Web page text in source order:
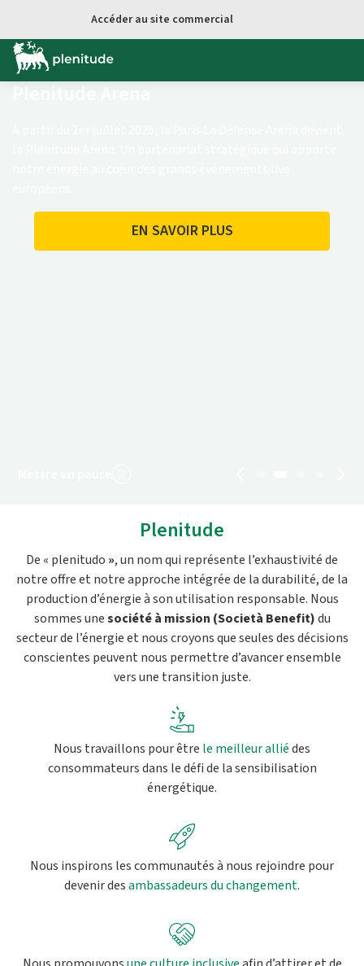
Aller au contenu principal
Accéder au site commercial
Plenitude Arena
EN SAVOIR PLUS
Plenitude
De « plenitudo », un nom qui représente l’exhaustivité de
notre offre et notre approche intégrée de la durabilité, de la
production d’énergie à son utilisation responsable. Nous
sommes unesociété à mission (Società Benefit)du
secteur de l’énergie et nous croyons que seules des décisions
conscientes peuvent nous permettre d’avancer ensemble
vers une transition juste.
Nous travaillons pour être le meilleur alliédes
consommateurs dans le défi de la sensibilisation
énergétique.
Nous inspirons les communautés à nous rejoindre pour
devenir desambassadeurs du changement.